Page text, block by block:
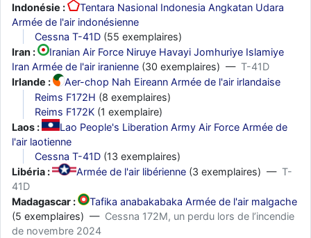
Indonésie :
Tentara Nasional Indonesia Angkatan Udara
Armée de l'air indonésienne
Cessna T-41D (55 exemplaires)
Iran :
Iranian Air Force Niruye Havayi Jomhuriye Islamiye
Iran Armée de l'air iranienne (30 exemplaires) — T-41D
Irlande :
Aer-chop Nah Eireann Armée de l'air irlandaise
Reims F172H (8 exemplaires)
Reims F172K (1 exemplaire)
Laos :
Lao People's Liberation Army Air Force Armée de
l'air laotienne
Cessna T-41D (13 exemplaires)
Libéria :
Armée de l'air libérienne(3 exemplaires) — T-
41D
Madagascar :
Tafika anabakabaka Armée de l'air malgache
(5 exemplaires) — Cessna 172M, un perdu lors de l’incendie
de novembre 2024